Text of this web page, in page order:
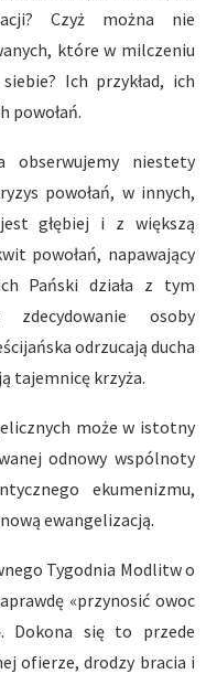
Czyż można nie
które w milczeniu
Ich przykład, ich
powołań.
obserwujemy niestety
powołań, w innych,
głębiej i z większą
powołań, napawający
Pański działa z tym
osoby
odrzucają ducha
tajemnicę krzyża.
może w istotny
odnowy wspólnoty
ekumenizmu,
ewangelizacją.
Tygodnia Modlitw o
«przynosić owoc
Dokona się to przede
ofierze, drodzy bracia i